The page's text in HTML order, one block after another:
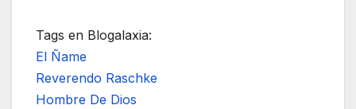
Tags en Blogalaxia:
El Ñame
Reverendo Raschke
Hombre De Dios